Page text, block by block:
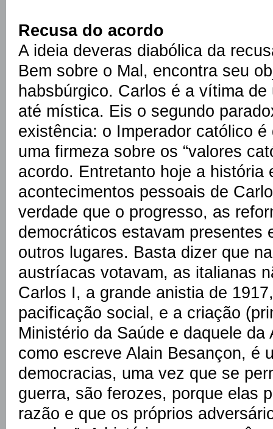
Recusa do acordo
A ideia deveras diabólica da
Bem sobre o Mal, encontra seu
habsbúrgico. Carlos é a vítima
até mística. Eis o segundo
existência: o Imperador católico
uma firmeza sobre os “valores
acordo. Entretanto hoje a história
acontecimentos pessoais de
verdade que o progresso, as
democráticos estavam presentes
outros lugares. Basta dizer que
austríacas votavam, as italianas
Carlos I, a grande anistia de
pacificação social, e a criação
Ministério da Saúde e daquele
como escreve Alain Besançon, é
democracias, uma vez que se
guerra, são ferozes, porque elas
razão e que os próprios